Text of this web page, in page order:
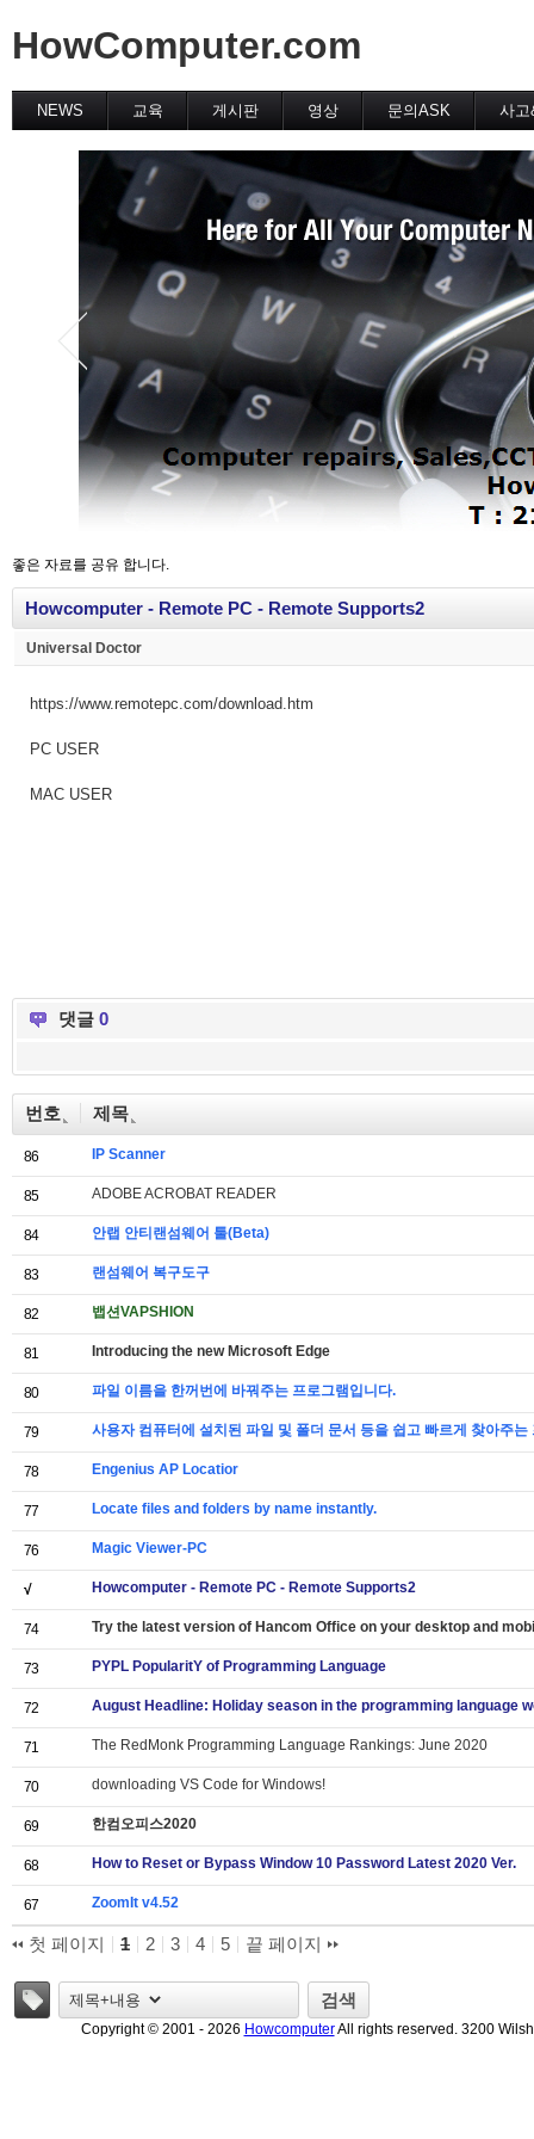
HowComputer.com
NEWS 교육 게시판 영상 문의ASK 사고
좋은 자료를 공유 합니다.
Howcomputer - Remote PC - Remote Supports2
Universal Doctor
https://www.remotepc.com/download.htm
PC USER
MAC USER
댓글 0
번호 제목
86 IP Scanner
85 ADOBE ACROBAT READER
84 안랩 안티랜섬웨어 툴(Beta)
83 랜섬웨어 복구도구
82 뱁션VAPSHION
81 Introducing the new Microsoft Edge
80 파일 이름을 한꺼번에 바꿔주는 프로그램입니다.
79 사용자 컴퓨터에 설치된 파일 및 폴더 문서 등을 쉽고 빠르게 찾아주는
78 Engenius AP Locatior
77 Locate files and folders by name instantly.
76 Magic Viewer-PC
√ Howcomputer - Remote PC - Remote Supports2
74 Try the latest version of Hancom Office on your desktop and
73 PYPL PopularitY of Programming Language
72 August Headline: Holiday season in the programming language
71 The RedMonk Programming Language Rankings: June 2020
70 downloading VS Code for Windows!
69 한컴오피스2020
68 How to Reset or Bypass Window 10 Password Latest 2020 Ver.
67 ZoomIt v4.52
첫 페이지 1 2 3 4 5
끝 페이지
검색
Copyright © 2001 - 2026 HowcomputerAll rights reserved. 3200